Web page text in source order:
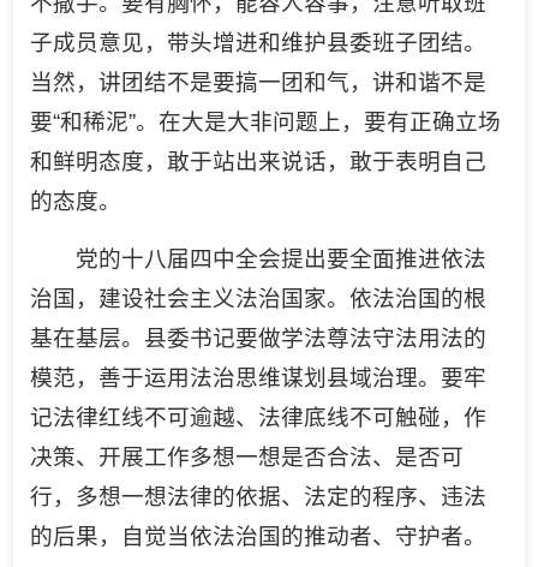
子成员意见，带头增进和维护县委班子团结。
当然，讲团结不是要搞一团和气，讲和谐不是
要“和稀泥”。在大是大非问题上，要有正确立场
和鲜明态度，敢于站出来说话，敢于表明自己
的态度。
党的十八届四中全会提出要全面推进依法
治国，建设社会主义法治国家。依法治国的根
基在基层。县委书记要做学法尊法守法用法的
模范，善于运用法治思维谋划县域治理。要牢
记法律红线不可逾越、法律底线不可触碰，作
决策、开展工作多想一想是否合法、是否可
行，多想一想法律的依据、法定的程序、违法
的后果，自觉当依法治国的推动者、守护者。